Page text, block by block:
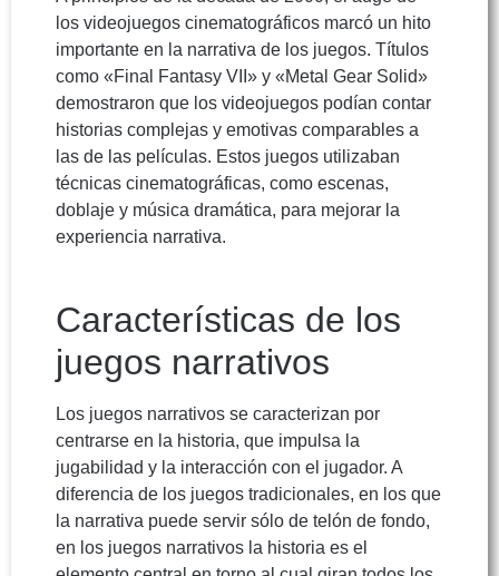
los videojuegos cinematográficos marcó un hito
importante en la narrativa de los juegos. Títulos
como «Final Fantasy VII» y «Metal Gear Solid»
demostraron que los videojuegos podían contar
historias complejas y emotivas comparables a
las de las películas. Estos juegos utilizaban
técnicas cinematográficas, como escenas,
doblaje y música dramática, para mejorar la
experiencia narrativa.
Características de los
juegos narrativos
Los juegos narrativos se caracterizan por
centrarse en la historia, que impulsa la
jugabilidad y la interacción con el jugador. A
diferencia de los juegos tradicionales, en los que
la narrativa puede servir sólo de telón de fondo,
en los juegos narrativos la historia es el